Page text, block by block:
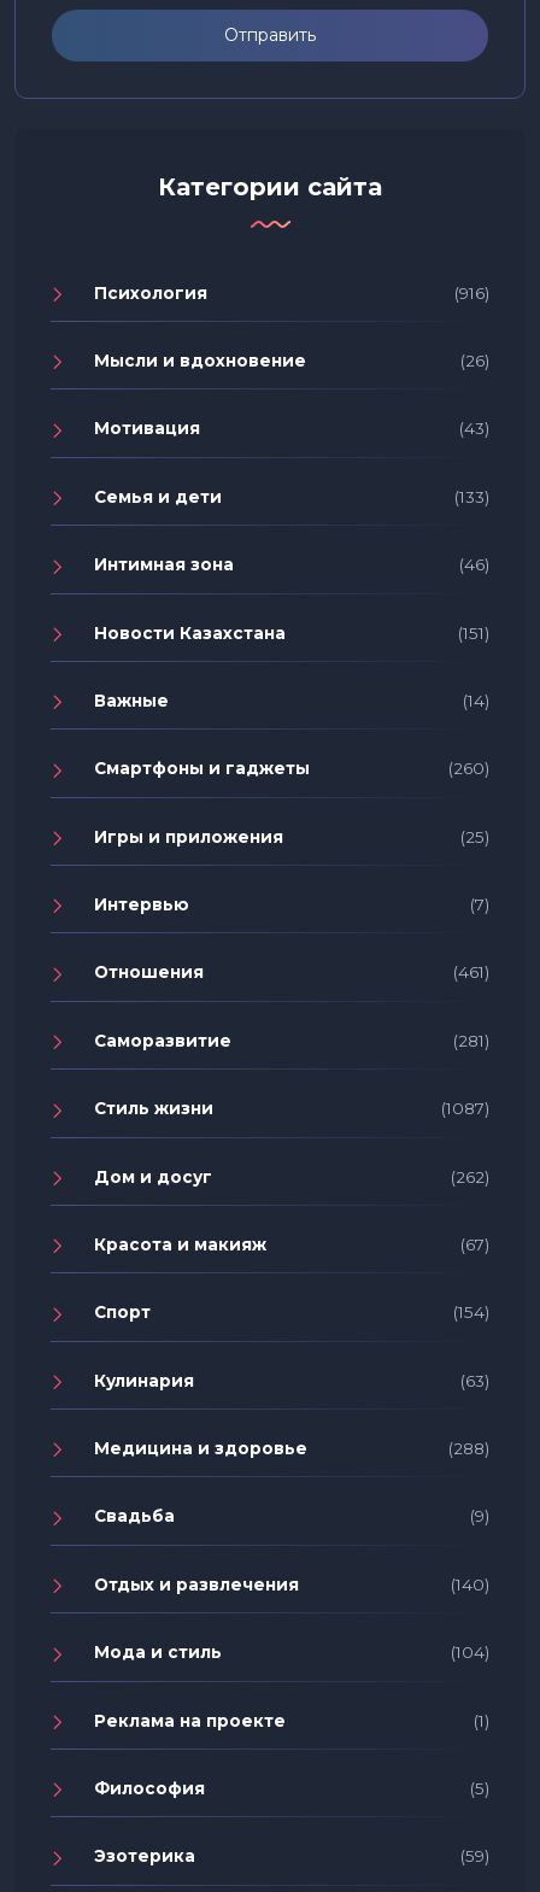
Отправить
Категории сайта
Психология (916)
Мысли и вдохновение (26)
Мотивация (43)
Семья и дети (133)
Интимная зона (46)
Новости Казахстана (151)
Важные (14)
Смартфоны и гаджеты (260)
Игры и приложения (25)
Интервью (7)
Отношения (461)
Саморазвитие (281)
Стиль жизни (1087)
Дом и досуг (262)
Красота и макияж (67)
Спорт (154)
Кулинария (63)
Медицина и здоровье (288)
Свадьба (9)
Отдых и развлечения (140)
Мода и стиль (104)
Реклама на проекте (1)
Философия (5)
Эзотерика (59)